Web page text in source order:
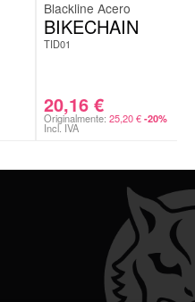
Blackline Acero
BIKECHAIN
TID01
20,16 €
Originalmente: 25,20€ -20%
Incl. IVA